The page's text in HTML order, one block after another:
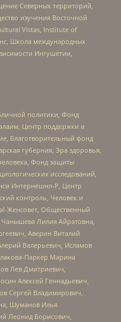
Северных территорий,
изучения Восточной
Vistas, Institute of
Школа международных
Ингушетии,
политики, Фонд
Центр поддержки и
Благотворительный фонд
губерния, Эра здоровья,
Фонд защиты
исследований,
Интернешнл-Р, Центр
контроль, Человек и
Женсовет, Общественный
Лилия Айратовна,
Аверин Виталий
Валерьевич, Исламов
Паркер Марина
Лев Дмитриевич,
Алексей Геннадьевич,
Сергей Владимирович,
Шуманов Илья
Леонид Борисович,